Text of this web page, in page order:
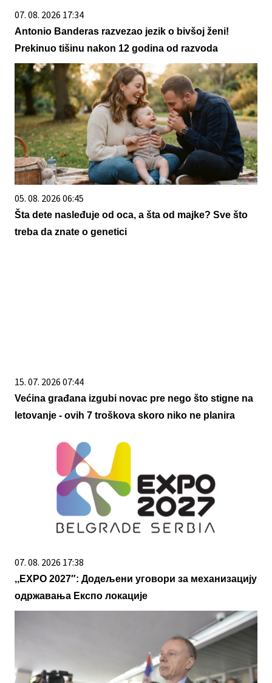
07. 08. 2026 17:34
Antonio Banderas razvezao jezik o bivšoj ženi!
Prekinuo tišinu nakon 12 godina od razvoda
05. 08. 2026 06:45
Šta dete nasleđuje od oca, a šta od majke? Sve što
treba da znate o genetici
15. 07. 2026 07:44
Većina građana izgubi novac pre nego što stigne na
letovanje - ovih 7 troškova skoro niko ne planira
07. 08. 2026 17:38
,,ЕXPO 2027″: Додељени уговори за механизацију
одржавања Експо локације